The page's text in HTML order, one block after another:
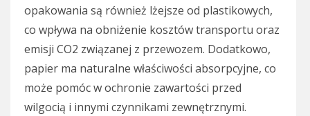
opakowania są również lżejsze od plastikowych,
co wpływa na obniżenie kosztów transportu oraz
emisji CO2 związanej z przewozem. Dodatkowo,
papier ma naturalne właściwości absorpcyjne, co
może pomóc w ochronie zawartości przed
wilgocią i innymi czynnikami zewnętrznymi.